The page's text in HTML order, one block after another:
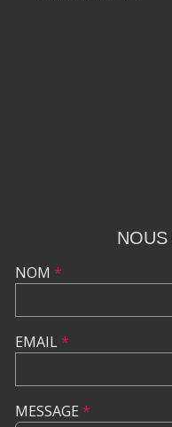
NOUS
NOM *
EMAIL*
MESSAGE *